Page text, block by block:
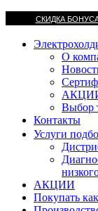
СКИДКА
О
Выбор
Контакты
Услуги
АКЦИИ
Покупать